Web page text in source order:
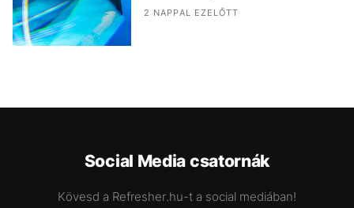
2 NAPPAL EZELŐTT
Social Media csatornák
Kövesd a Refresher.hu-t a social mediában!